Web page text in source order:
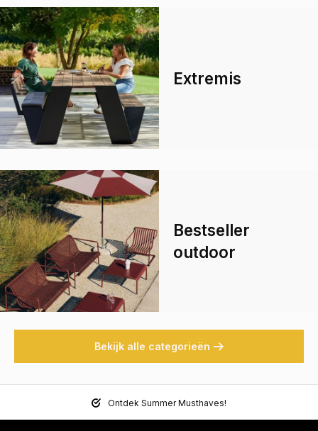
Extremis
Bestseller
outdoor
Bekijk alle categorieën
Ontdek Summer Musthaves!